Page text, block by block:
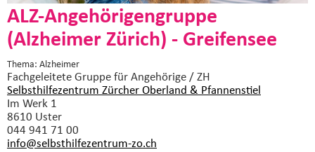
ALZ-Angehörigengruppe
(Alzheimer Zürich) - Greifensee
Thema: Alzheimer
Fachgeleitete Gruppefür Angehörige / ZH
Selbsthilfezentrum Zürcher Oberland & Pfannenstiel
Im Werk 1
8610 Uster
044 941 71 00
info@selbsthilfezentrum-zo.ch